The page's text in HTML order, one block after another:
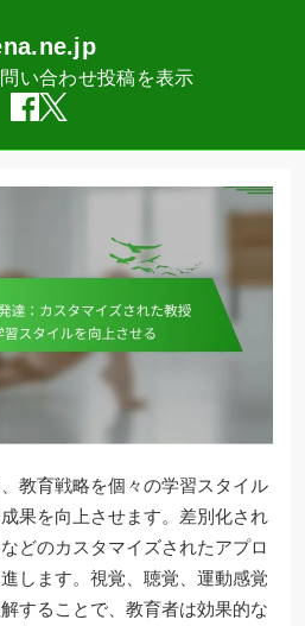
い合わせ投稿を表示
教育戦略を個々の学習スタイル
果を向上させます。差別化され
どのカスタマイズされたアプロ
します。視覚、聴覚、運動感覚
することで、教育者は効果的な